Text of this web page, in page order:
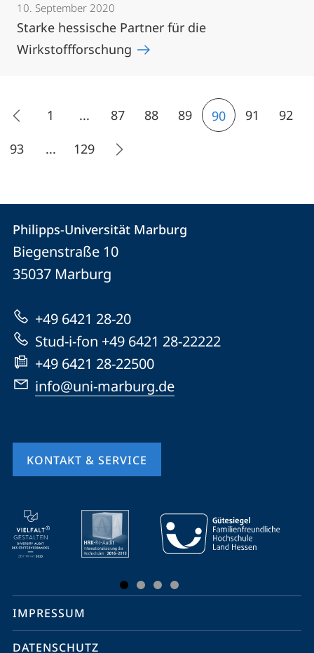
10. September 2020
Starke hessische Partner für die
Wirkstoffforschung
1 ... 87 88 89 90 91
92
93
... 129
Kontakt
und
Informationen
zur
Website
Kontaktinformationen
Philipps-
Universität
Marburg
Philipps-Universität Marburg
Biegenstraße 10
35037 Marburg
+49 6421 28-20
Stud-i-fon +49 6421 28-22222
+49 6421 28-22500
info@uni-marburg.de
KONTAKT & SERVICE
Mobile-
Service-
Navigation
Social
Media
IMPRESSUM
DATENSCHUTZ